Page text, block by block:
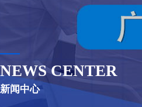
NEWS CENTER
新闻中心